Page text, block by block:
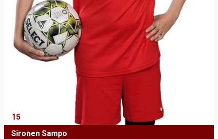
15
Sironen Sampo